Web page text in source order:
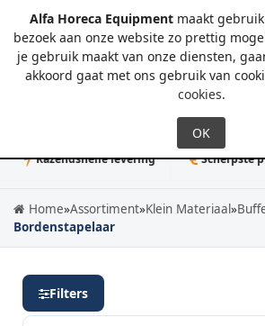
Alfa Horeca Equipmentmaakt gebruik
bezoek aan onze website zo prettig
je gebruik maakt van onze diensten,
akkoord gaat met ons gebruik van
cookies.
levering Scherpste prijs
Home»Assortiment»Klein Materiaal»
Bordenstapelaar
Filters